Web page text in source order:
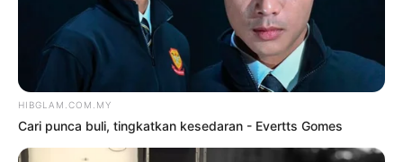
Hiburan Rencam Seni
FILEM ‘VAMPIRE’ SINNERS
PECAH REKOD SEPANJANG
olehHANISAH SELAMAT
23 Januari
2026